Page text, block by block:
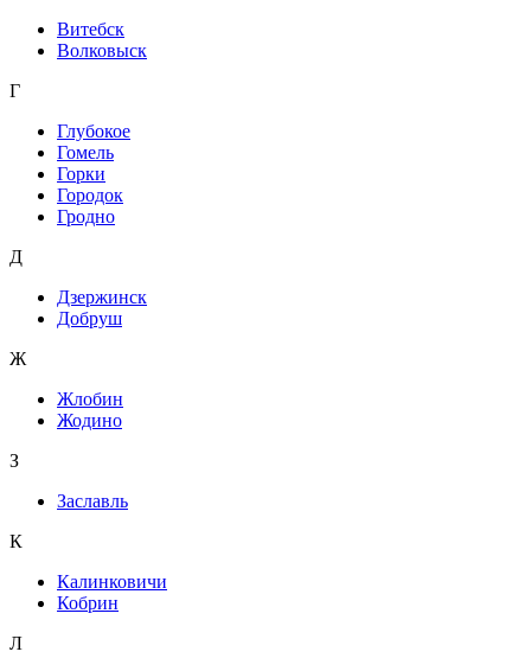
Витебск
Волковыск
Г
Глубокое
Гомель
Горки
Городок
Гродно
Д
Дзержинск
Добруш
Ж
Жлобин
Жодино
З
Заславль
К
Калинковичи
Кобрин
Л